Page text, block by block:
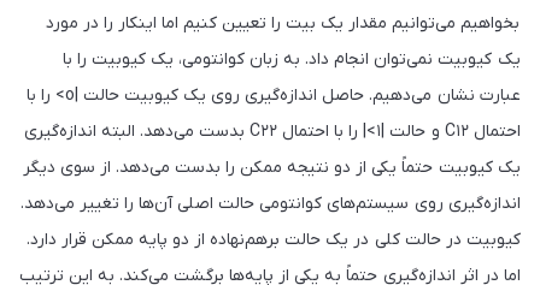
بخواهیم می‌توانیم مقدار یک بیت را تعیین کنیم اما اینکار را در مورد
یک کیوبیت نمی‌توان انجام داد. به زبان کوانتومی، یک کیوبیت را با
عبارت نشان می‌دهیم. حاصل اندازه‌گیری روی یک کیوبیت حالت |o> را با
احتمال C۱۲ و حالت |۱>| را با احتمال C۲۲ بدست می‌دهد. البته اندازه‌گیری
یک کیوبیت حتماً یکی از دو نتیجه ممکن را بدست می‌دهد. از سوی دیگر
اندازه‌گیری روی سیستم‌های کوانتومی حالت اصلی آن‌ها را تغییر می‌دهد.
کیوبیت در حالت کلی در یک حالت برهم‌نهاده از دو پایه ممکن قرار دارد.
اما در اثر اندازه‌گیری حتماً به یکی از پایه‌ها برگشت می‌کند. به این ترتیب